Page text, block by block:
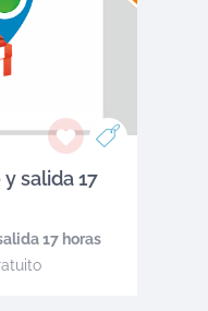
salida 17
17 horas